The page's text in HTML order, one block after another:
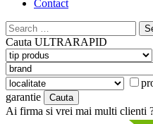
Contact
Search
for:
Cauta ULTRARAPID
garantie
Ai firma si vrei mai multi clienti